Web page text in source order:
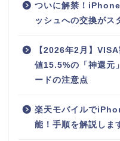
ついに解禁！
ッシュへの交換がス
【2026年2月】
値15.5%の「神還元
ードの注意点
楽天モバイルで
能！手順を解説しま